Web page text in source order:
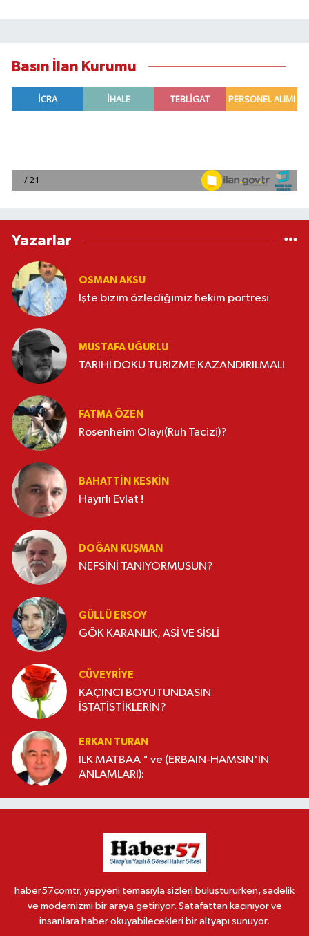
Basın İlan Kurumu
Yazarlar
OSMAN AKSU
İşte bizim özlediğimiz hekim portresi
MUSTAFA UĞURLU
TARİHİ DOKU TURİZME KAZANDIRILMALI
FATMA ÖZEN
Rosenheim Olayı(Ruh Tacizi)?
BAHATTIN KESKİN
Hayırlı Evlat !
DOĞAN KUŞMAN
NEFSİNİ TANIYORMUSUN?
GÜLLÜ ERSOY
GÖK KARANLIK, ASİ VE SİSLİ
CÜVEYRIYE
KAÇINCI BOYUTUNDASIN
İSTATİSTİKLERİN?
ERKAN TURAN
İLK MATBAA " ve (ERBAİN-HAMSİN'İN
ANLAMLARI):
haber57comtr, yepyeni temasıyla sizleri buluştururken, sadelik
ve modernizmi bir araya getiriyor. Şatafattan kaçınıyor ve
insanlara haber okuyabilecekleri bir altyapı sunuyor.